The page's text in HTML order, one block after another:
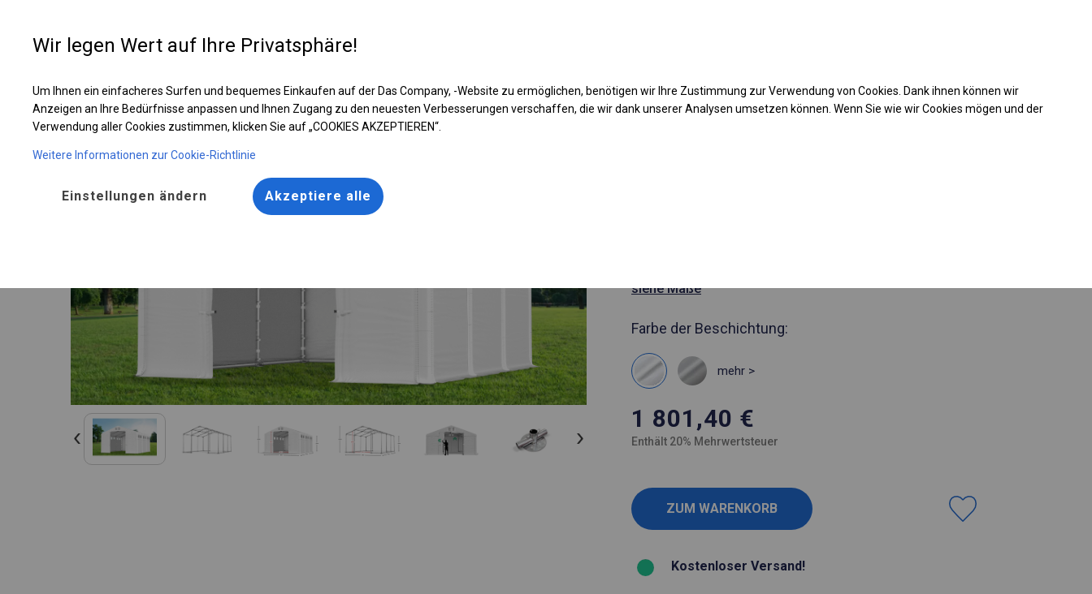
Entwerfen Sie Ihr Zelt
Ganzjährig geöffnete Zelthalle | 4x6 m Laden Sie das PDF -Angebot herunter
siehe Maße
Farbe der Beschichtung:
mehr >
1 801,40 €
Enthält 20% Mehrwertsteuer
Kostenloser Versand!
Wir legen Wert auf Ihre Privatsphäre!
Um Ihnen ein einfacheres Surfen und bequemes Einkaufen auf der Das Company, -Website zu ermöglichen, benötigen wir Ihre Zustimmung zur Verwendung von Cookies. Dank ihnen können wir
Anzeigen an Ihre Bedürfnisse anpassen und Ihnen Zugang zu den neuesten Verbesserungen verschaffen, die wir dank unserer Analysen umsetzen können. Wenn Sie wie wir Cookies mögen und der
Verwendung aller Cookies zustimmen, klicken Sie auf „COOKIES AKZEPTIEREN“.
Weitere Informationen zur Cookie-Richtlinie
Einstellungen ändern Akzeptiere alle